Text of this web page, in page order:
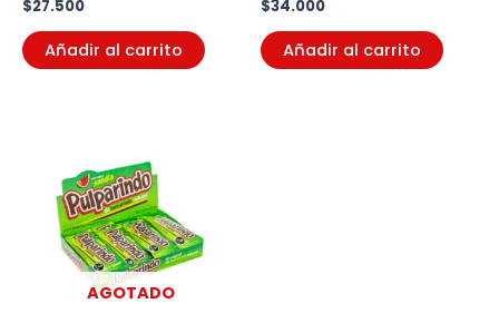
$27.500
Añadir al carrito
$34.000
Añadir al carrito
AGOTADO